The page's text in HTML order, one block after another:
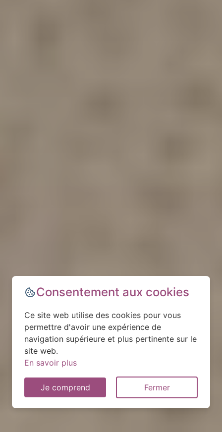
Consentement aux cookies
Ce site web utilise des cookies pour vous
permettre d'avoir une expérience de
navigation supérieure et plus pertinente sur le
site web.
En savoir plus
Je comprend Fermer